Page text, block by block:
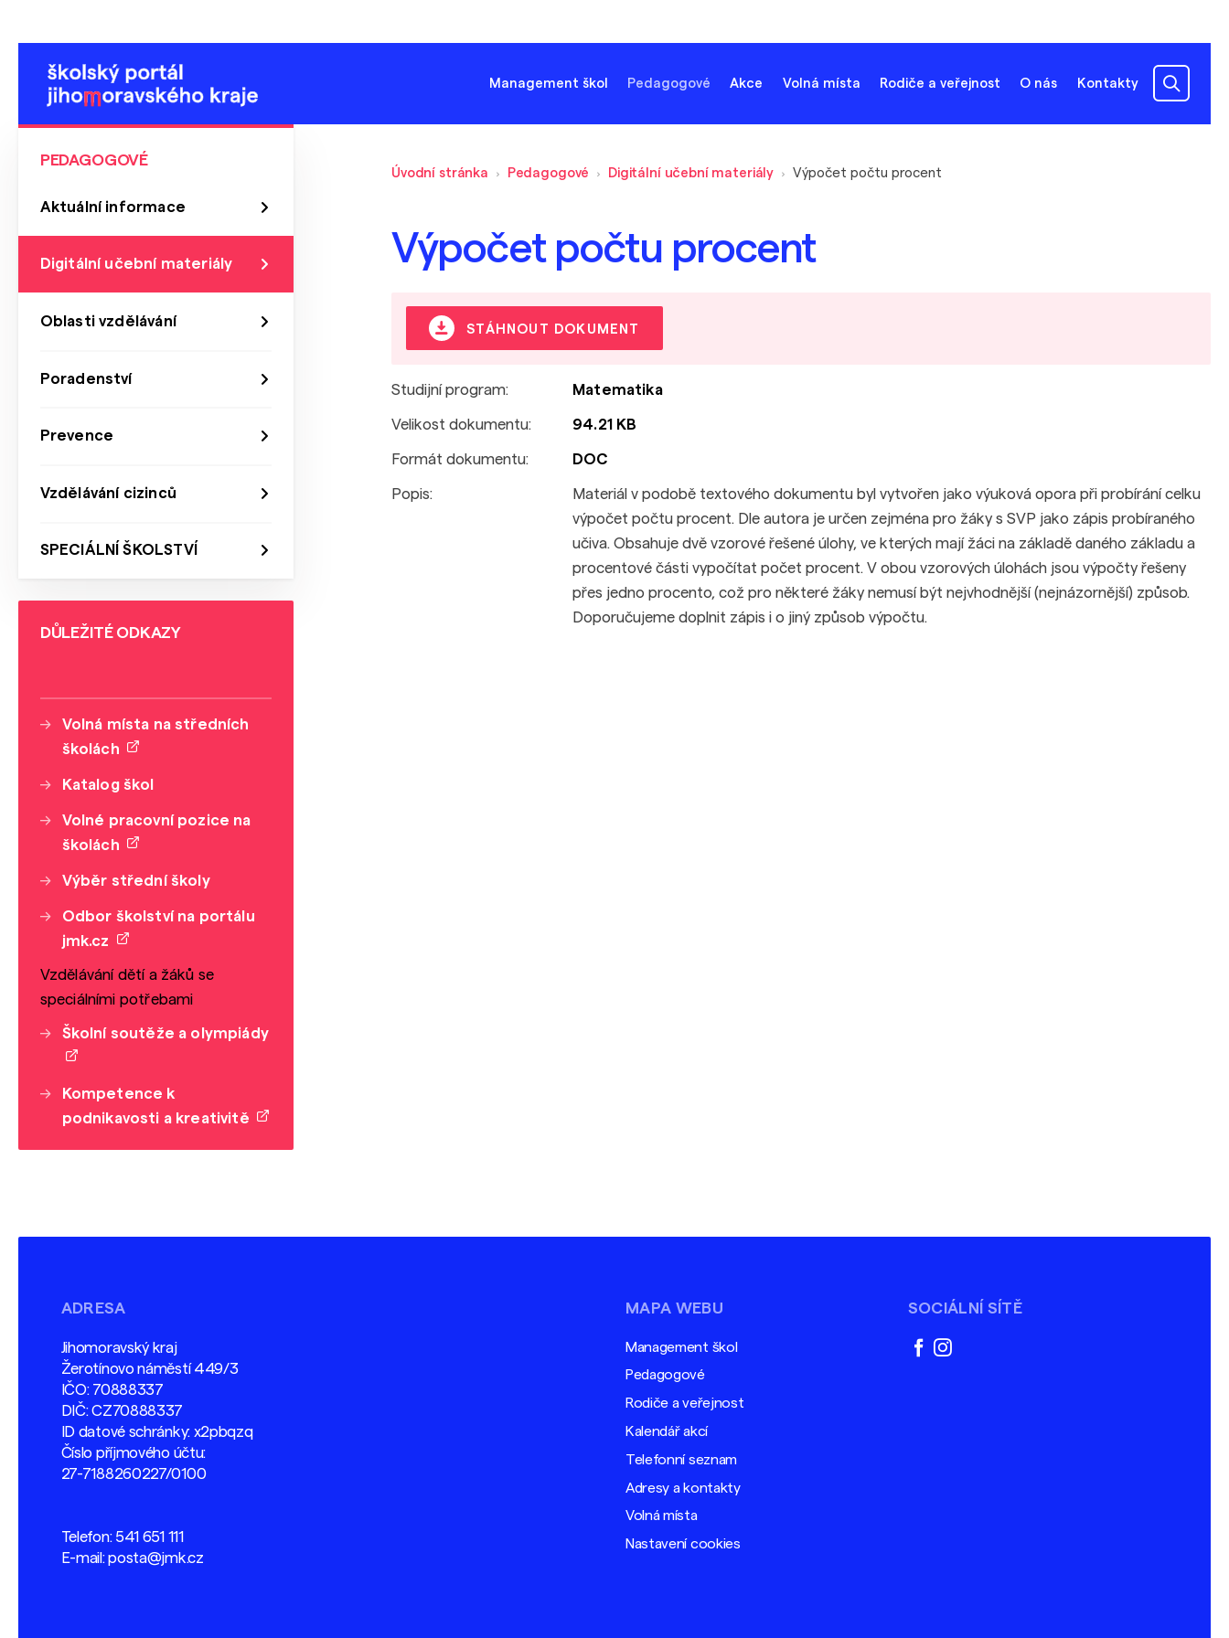
Management škol Pedagogové Akce Volná místa Rodiče a veřejnost O nás Kontakty
Úvodní stránka Pedagogové Digitální učební materiály Výpočet počtu procent
Výpočet počtu procent
STÁHNOUT DOKUMENT
Studijní program: Matematika
Velikost dokumentu: 94.21 KB
Formát dokumentu: DOC
Popis:
Materiál v podobě textového dokumentu byl vytvořen jako výuková opora při probírání celku
výpočet počtu procent. Dle autora je určen zejména pro žáky s SVP jako zápis probíraného
učiva. Obsahuje dvě vzorové řešené úlohy, ve kterých mají žáci na základě daného základu a
procentové části vypočítat počet procent. V obou vzorových úlohách jsou výpočty řešeny
přes jedno procento, což pro některé žáky nemusí být nejvhodnější (nejnázornější) způsob.
Doporučujeme doplnit zápis i o jiný způsob výpočtu.
PEDAGOGOVÉ
Aktuální informace
Digitální učební materiály
Oblasti vzdělávání
Poradenství
Prevence
Vzdělávání cizinců
SPECIÁLNÍ ŠKOLSTVÍ
DŮLEŽITÉ ODKAZY
Volná místa na středních
školách
Katalog škol
Volné pracovní pozice na
školách
Výběr střední školy
Odbor školství na portálu
jmk.cz
Vzdělávání dětí a žáků se
speciálními potřebami
Školní soutěže a olympiády
Kompetence k
podnikavosti a kreativitě
ADRESA
Jihomoravský kraj
Žerotínovo náměstí 449/3
IČO: 70888337
DIČ: CZ70888337
ID datové schránky: x2pbqzq
Číslo příjmového účtu:
27-7188260227/0100
Telefon: 541 651 111
E-mail:posta@jmk.cz
MAPA WEBU
Management škol
Pedagogové
Rodiče a veřejnost
Kalendář akcí
Telefonní seznam
Adresy a kontakty
Volná místa
Nastavení cookies
SOCIÁLNÍ SÍTĚ
facebook
instagram